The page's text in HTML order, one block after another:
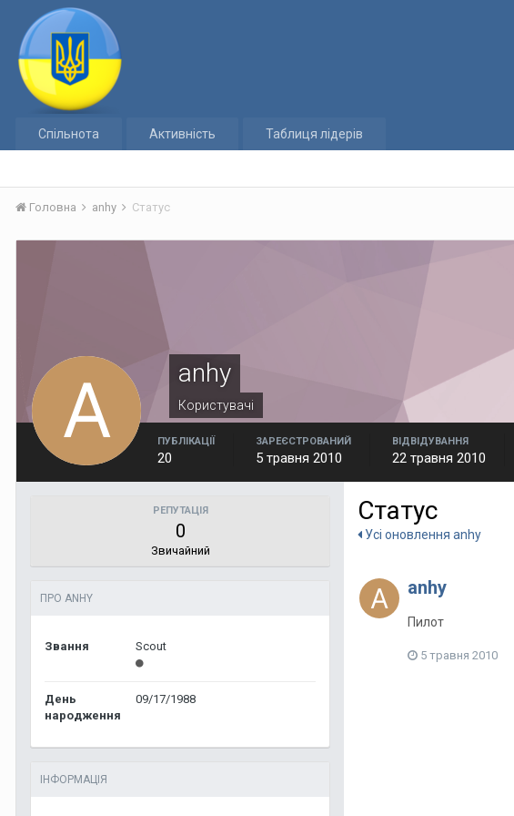
Спільнота Активність Таблиця лідерів
Головна anhy Статус
anhy
Користувачі
ПУБЛІКАЦІЇ
20
ЗАРЕЄСТРОВАНИЙ
5 травня 2010
ВІДВІДУВАННЯ
22 травня 2010
РЕПУТАЦІЯ
0
Звичайний
ПРО ANHY
Звання Scout
День
народження
09/17/1988
ІНФОРМАЦІЯ
Статус
Усі оновлення anhy
anhy
Пилот
5 травня 2010